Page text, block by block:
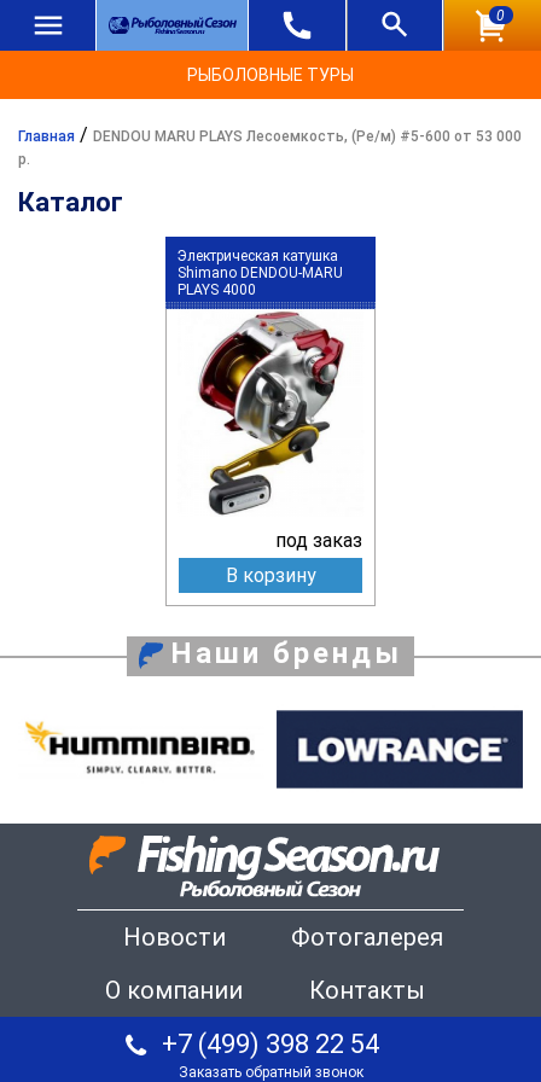
0
РЫБОЛОВНЫЕ ТУРЫ
Главная / DENDOU MARU PLAYS Лесоемкость, (Ре/м) #5-600 от 53 000
р.
Каталог
Электрическая катушка
Shimano DENDOU-MARU
PLAYS 4000
под заказ
В корзину
Наши бренды
Новости
Фотогалерея
О компании
Контакты
+7 (499) 398 22 54
Заказать обратный звонок